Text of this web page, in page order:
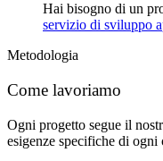
Hai bisogno di un
servizio di sviluppo
Metodologia
Come lavoriamo
Ogni progetto segue il
esigenze specifiche di ogni